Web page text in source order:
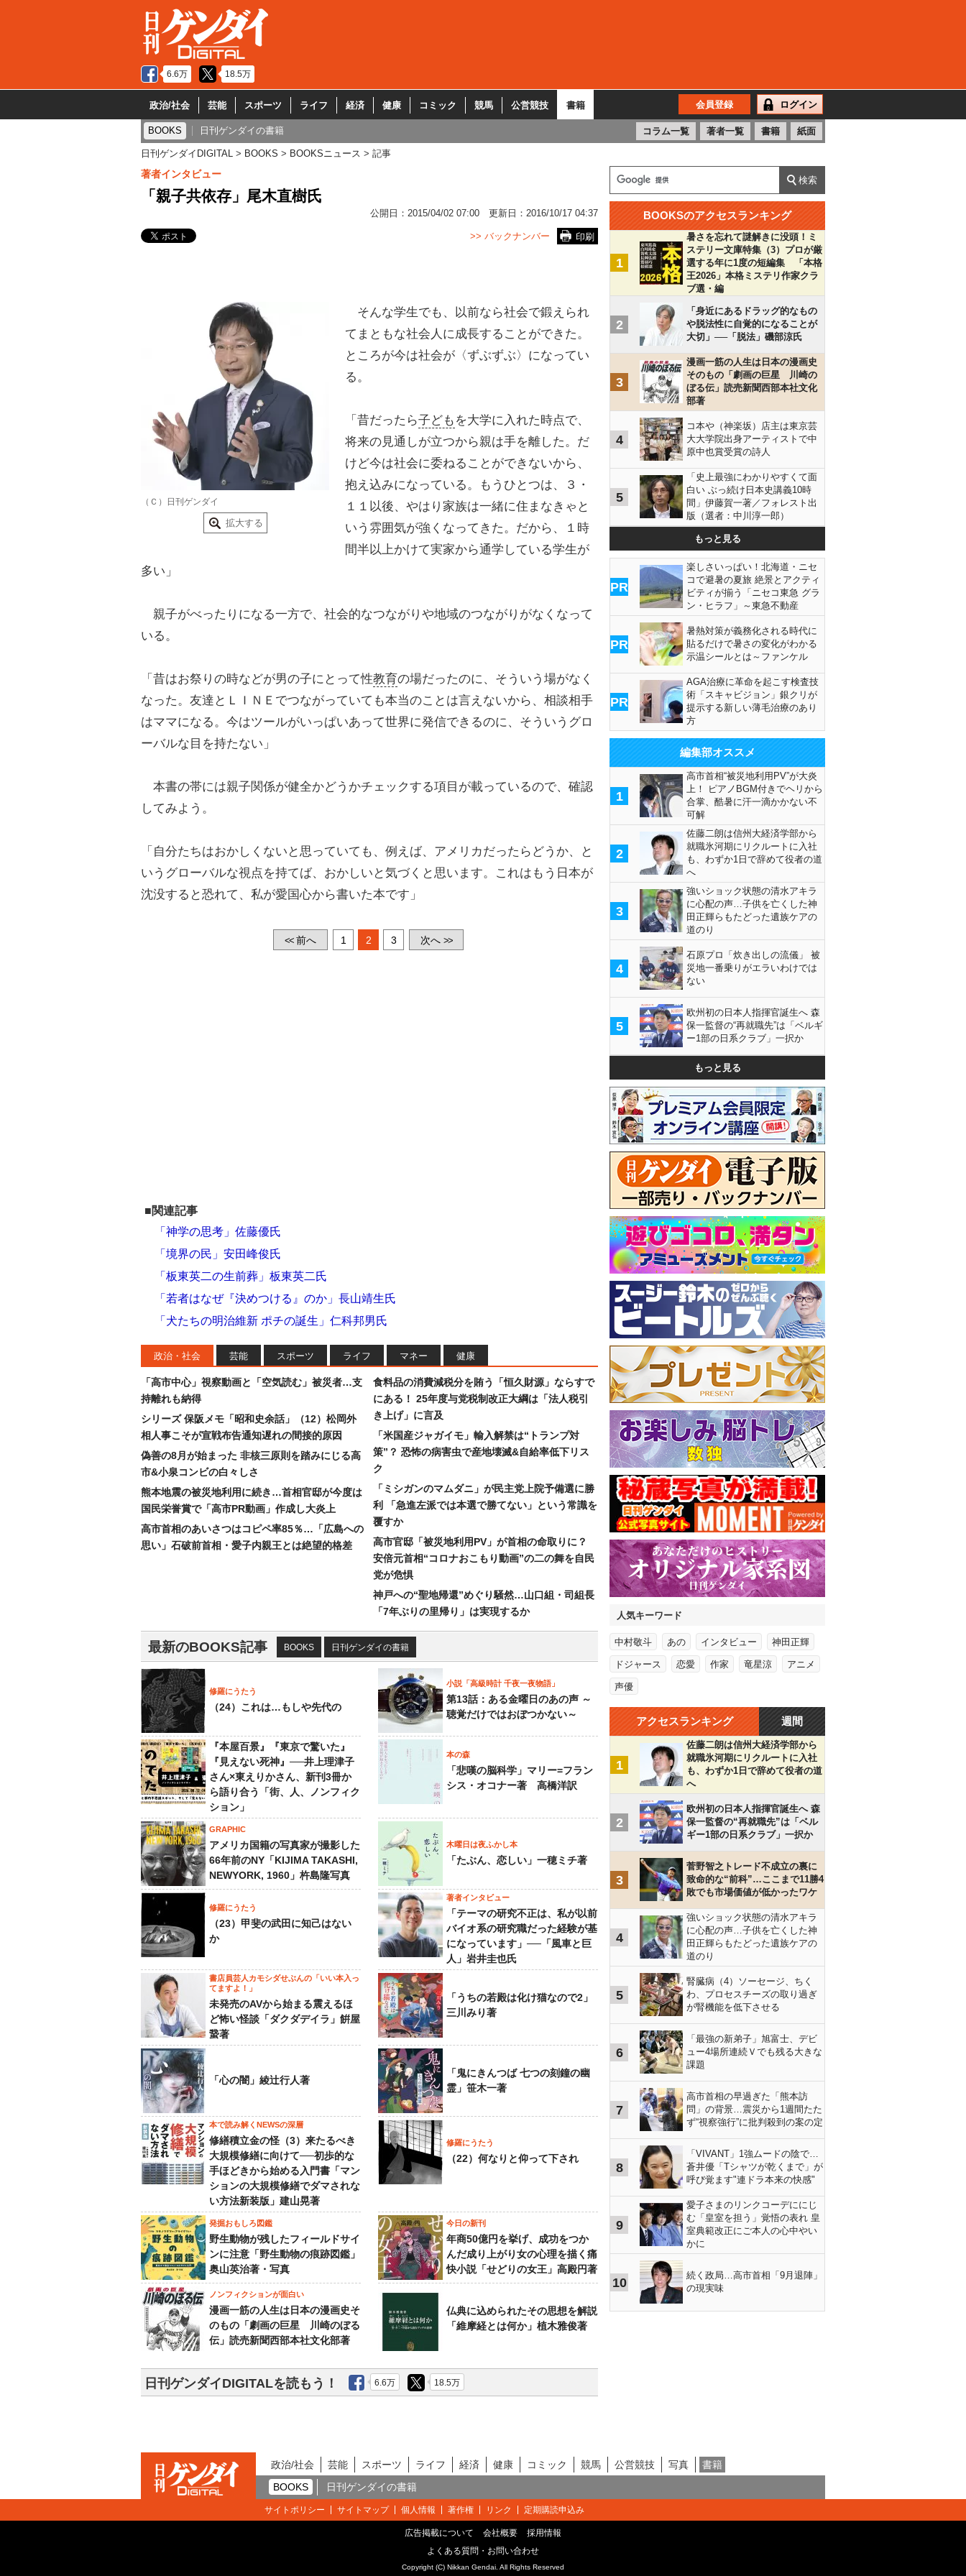
6.6万 18.5万
政治/社会 芸能 スポーツ ライフ 経済 健康 コミック 競馬 公営競技 書籍 会員登録 ログイン
BOOKS 日刊ゲンダイの書籍 コラム一覧 著者一覧 書籍 紙面
日刊ゲンダイDIGITAL BOOKS BOOKSニュース 記事
著者インタビュー
「親子共依存」尾木直樹氏
公開日： 2015/04/02 07:00 更新日： 2016/10/17 04:37
印刷
>> バックナンバー
（Ｃ）日刊ゲンダイ
拡大する
そんな学生でも、以前なら社会で鍛えられ
てまともな社会人に成長することができた。
ところが今は社会が〈ずぶずぶ〉になってい
る。
「昔だったら子ども を大学に入れた時点で、
将来の見通しが立つから親は手を離した。だ
けど今は社会に委ねることができないから、
抱え込みになっている。もうひとつは、３・
１１以後、やはり家族は一緒に住まなきゃと
いう雰囲気が強くなってきた。だから、１時
間半以上かけて実家から通学している学生が
多い」
親子がべったりになる一方で、社会的なつながりや地域のつながりがなくなって
いる。
「昔はお祭りの時などが男の子にとって性教育の場だったのに、そういう場がなく
なった。友達とＬＩＮＥでつながっていても本当のことは言えないから、相談相手
はママになる。今はツールがいっぱいあって世界に発信できるのに、そういうグロ
ーバルな目を持たない」
本書の帯には親子関係が健全かどうかチェックする項目が載っているので、確認
してみよう。
「自分たちはおかしくないと思っていても、例えば、アメリカだったらどうか、と
いうグローバルな視点を持てば、おかしいと気づくと思います。これはもう日本が
沈没すると恐れて、私が愛国心から書いた本です」
<<前へ 1 2 3 次へ >>
■関連記事
「神学の思考」佐藤優氏
「境界の民」安田峰俊氏
「板東英二の生前葬」板東英二氏
「若者はなぜ『決めつける』のか」長山靖生氏
「犬たちの明治維新 ポチの誕生」仁科邦男氏
政治・社会 芸能 スポーツ ライフ マネー 健康
「高市中心」視察動画と「空気読む」被災者…支
持離れも納得
シリーズ 保阪メモ「昭和史余話」（12）松岡外
相人事こそが宣戦布告通知遅れの間接的原因
偽善の8月が始まった 非核三原則を踏みにじる高
市&小泉コンビの白々しさ
熊本地震の被災地利用に続き…首相官邸が今度は
国民栄誉賞で「高市PR動画」作成し大炎上
高市首相のあいさつはコピペ率85％…「広島への
思い」石破前首相・愛子内親王とは絶望的格差
食料品の消費減税分を賄う「恒久財源」ならすで
にある！ 25年度与党税制改正大綱は「法人税引
き上げ」に言及
「米国産ジャガイモ」輸入解禁は“トランプ対
策”？ 恐怖の病害虫で産地壊滅&自給率低下リス
ク
「ミシガンのマムダニ」が民主党上院予備選に勝
利 「急進左派では本選で勝てない」という常識を
覆すか
高市官邸「被災地利用PV」が首相の命取りに？
安倍元首相“コロナおこもり動画”の二の舞を自民
党が危惧
神戸への“聖地帰還”めぐり騒然…山口組・司組長
「7年ぶりの里帰り」は実現するか
最新のBOOKS記事 BOOKS 日刊ゲンダイの書籍
修羅にうたう
（24）これは…もしや先代の
小説「高級時計 千夜一夜物語」
第13話：ある金曜日のあの声 ～
聴覚だけではおぼつかない～
『本屋百景』『東京で驚いた』
『見えない死神』──井上理津子
さん×東えりかさん、新刊3冊か
ら語り合う「街、人、ノンフィク
ション」
本の森
「悲嘆の脳科学」マリー=フラン
シス・オコナー著 高橋洋訳
GRAPHIC
アメリカ国籍の写真家が撮影した
66年前のNY「KIJIMA TAKASHI,
NEWYORK, 1960」杵島隆写真
木曜日は夜ふかし本
「たぶん、恋しい」一穂ミチ著
修羅にうたう
（23）甲斐の武田に知己はない
か
著者インタビュー
「テーマの研究不正は、私が以前
バイオ系の研究職だった経験が基
になっています」──「風車と巨
人」岩井圭也氏
書店員芸人カモシダせぶんの「いい本入っ
てますよ！」
未発売のAVから始まる震えるほ
ど怖い怪談「ダクダデイラ」餠屋
䖸著
「うちの若殿は化け猫なので2」
三川みり著
「心の闇」綾辻行人著
「鬼にきんつば 七つの刻鐘の幽
霊」笹木一著
本で読み解くNEWSの深層
修繕積立金の怪（3）来たるべき
大規模修繕に向けて──初歩的な
手ほどきから始める入門書「マン
ションの大規模修繕でダマされな
い方法新装版」建山晃著
修羅にうたう
（22）何なりと仰って下され
発掘おもしろ図鑑
野生動物が残したフィールドサイ
ンに注意「野生動物の痕跡図鑑」
奥山英治著・写真
今日の新刊
年商50億円を挙げ、成功をつか
んだ成り上がり女の心理を描く痛
快小説「せどりの女王」高殿円著
ノンフィクションが面白い
漫画一筋の人生は日本の漫画史そ
のもの「劇画の巨星 川崎のぼる
伝」読売新聞西部本社文化部著
仏典に込められたその思想を解説
「維摩経とは何か」植木雅俊著
日刊ゲンダイDIGITALを読もう！ 6.6万 18.5万
BOOKSのアクセスランキング
1
暑さを忘れて謎解きに没頭！ミ
ステリー文庫特集（3）プロが厳
選する年に1度の短編集 「本格
王2026」本格ミステリ作家クラ
ブ選・編
2
「身近にあるドラッグ的なもの
や脱法性に自覚的になることが
大切」──「脱法」磯部涼氏
3
漫画一筋の人生は日本の漫画史
そのもの「劇画の巨星 川崎の
ぼる伝」読売新聞西部本社文化
部著
4
コ本や（神楽坂）店主は東京芸
大大学院出身アーティストで中
原中也賞受賞の詩人
5
「史上最強にわかりやすくて面
白い ぶっ続け日本史講義10時
間」伊藤賀一著／フォレスト出
版（選者：中川淳一郎）
もっと見る
PR
楽しさいっぱい！北海道・ニセ
コで避暑の夏旅 絶景とアクティ
ビティが揃う「ニセコ東急 グラ
ン・ヒラフ」～東急不動産
PR
暑熱対策が義務化される時代に
貼るだけで暑さの変化がわかる
示温シールとは～ファンケル
PR
AGA治療に革命を起こす検査技
術「スキャビジョン」銀クリが
提示する新しい薄毛治療のあり
方
編集部オススメ
1
高市首相“被災地利用PV”が大炎
上！ ピアノBGM付きでヘリから
合掌、酷暑に汗一滴かかない不
可解
2
佐藤二朗は信州大経済学部から
就職氷河期にリクルートに入社
も、わずか1日で辞めて役者の道
へ
3
強いショック状態の清水アキラ
に心配の声…子供を亡くした神
田正輝らもたどった遺族ケアの
道のり
4
石原プロ「炊き出しの流儀」 被
災地一番乗りがエラいわけでは
ない
5
欧州初の日本人指揮官誕生へ 森
保一監督の“再就職先”は「ベルギ
ー1部の日系クラブ」一択か
もっと見る
人気キーワード
中村敬斗 あの インタビュー 神田正輝
ドジャース 恋愛 作家 竜星涼 アニメ
声優
アクセスランキング 週間
1
佐藤二朗は信州大経済学部から
就職氷河期にリクルートに入社
も、わずか1日で辞めて役者の道
へ
2
欧州初の日本人指揮官誕生へ 森
保一監督の“再就職先”は「ベル
ギー1部の日系クラブ」一択か
3
菅野智之トレード不成立の裏に
致命的な“前科”…ここまで11勝4
敗でも市場価値が低かったワケ
4
強いショック状態の清水アキラ
に心配の声…子供を亡くした神
田正輝らもたどった遺族ケアの
道のり
5
腎臓病（4）ソーセージ、ちく
わ、プロセスチーズの取り過ぎ
が腎機能を低下させる
6
「最強の新弟子」旭富士、デビ
ュー4場所連続Ｖでも残る大きな
課題
7
高市首相の早過ぎた「熊本訪
問」の背景…震災から1週間たた
ず“視察強行”に批判殺到の案の定
8
「VIVANT」1強ムードの陰で…
蒼井優「Tシャツが乾くまで」が
呼び覚ます"連ドラ本来の快感"
9
愛子さまのリンクコーデににじ
む「皇室を担う」覚悟の表れ 皇
室典範改正にご本人の心中やい
かに
10
続く政局…高市首相「9月退陣」
の現実味
政治/社会 芸能 スポーツ ライフ 経済 健康 コミック 競馬 公営競技 写真
書籍
BOOKS
日刊ゲンダイの書籍
サイトポリシー サイトマップ 個人情報 著作権 リンク 定期購読申込み
広告掲載について 会社概要
採用情報
よくある質問・お問い合わせ
Copyright (C) Nikkan Gendai. All Rights Reserved